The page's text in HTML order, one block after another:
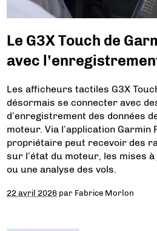
Le G3X Touch de
avec
Les afficheurs tactiles G3X
désormais se connecter avec
d’enregistrement des données
moteur. Via l’application Garmin
propriétaire peut recevoir des
sur l’état du moteur, les mises
ou une analyse des vols.
22 avril 2026 par Fabrice Morlon